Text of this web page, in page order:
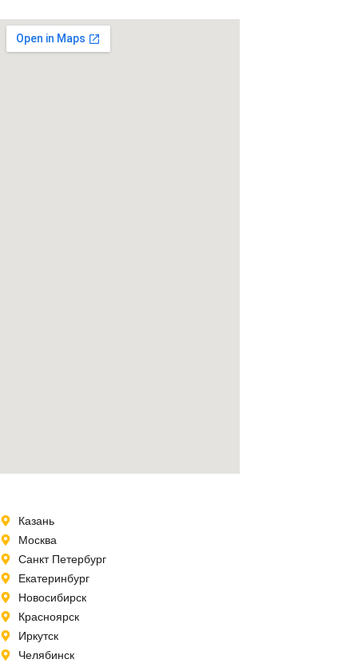
Казань
Москва
Санкт Петербург
Екатеринбург
Новосибирск
Красноярск
Иркутск
Челябинск